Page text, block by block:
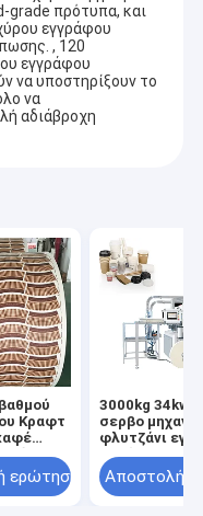
grade πρότυπα, και
εγγράφου
, 120
εγγράφου
να υποστηρίξουν το
να
αδιάβροχη
Κραφτ
μίας
φιλικός
3000kg 34kw
σερβο
φλυτζάνι
υψηλής
μίας χρήσης
διαμορφώνει
Αποστολή